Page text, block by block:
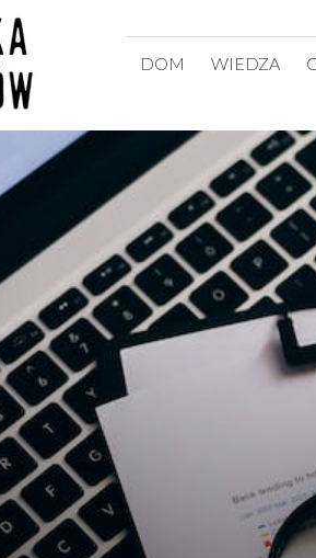
DOM WIEDZA